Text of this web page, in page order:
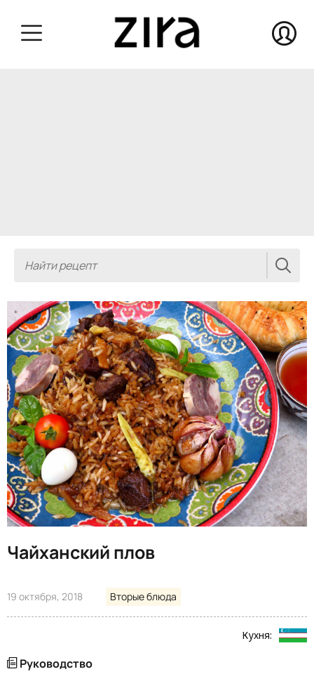
Чайханский плов
19 октября, 2018 Вторые блюда
Кухня:
Руководство